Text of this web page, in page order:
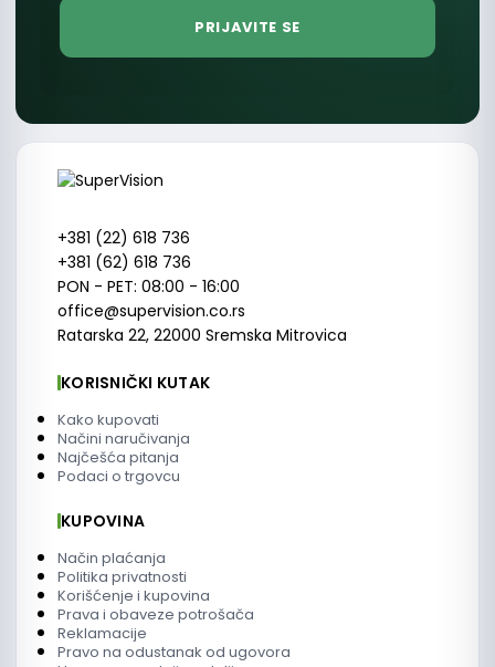
+381 (22) 618 736
+381 (62) 618 736
PON - PET: 08:00 - 16:00
office@supervision.co.rs
Ratarska 22, 22000 Sremska Mitrovica
KORISNIČKI KUTAK
Kako kupovati
Načini naručivanja
Najčešća pitanja
Podaci o trgovcu
KUPOVINA
Način plaćanja
Politika privatnosti
Korišćenje i kupovina
Prava i obaveze potrošača
Reklamacije
Pravo na odustanak od ugovora